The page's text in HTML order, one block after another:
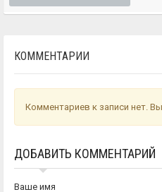
КОММЕНТАРИИ
Комментариев к записи нет.
ДОБАВИТЬ КОММЕНТАРИЙ
Ваше имя